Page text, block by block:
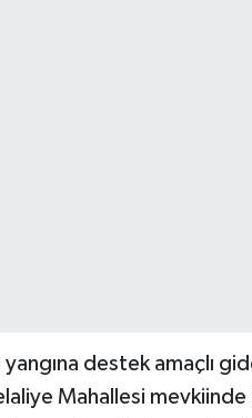
destek amaçlı
Mahallesi mevkiinde